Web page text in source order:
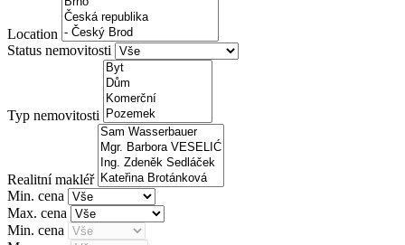
Location
Status nemovitosti
Typ nemovitosti
Realitní makléř
Min. cena
Max. cena
Min. cena